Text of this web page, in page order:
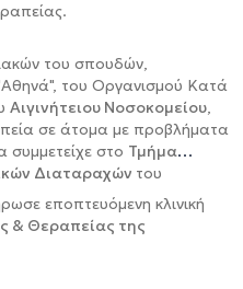
του σπουδών,
του Οργανισμού Κατά
Αιγινήτειου Νοσοκομείου,
σε άτομα με προβλήματα
στο Τμήμα
Διαταραχών του
εποπτευόμενη κλινική
& Θεραπείας της